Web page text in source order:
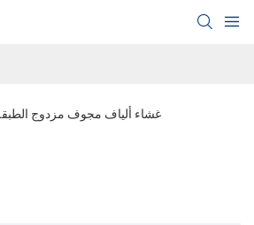
غشاء ألياف مجوف مزدوج